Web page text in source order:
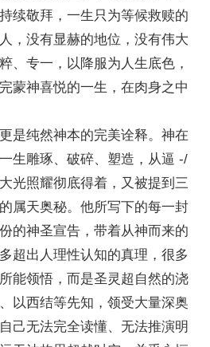
续敬拜，一生只为等候救赎的
，没有显赫的地位，没有伟大
、专一，以降服为人生底色，
蒙神喜悦的一生，在肉身之中
纯然神本的完美诠释。神在
生雕琢、破碎、塑造，从逼 -/
光照耀彻底得着，又被提到三
属天奥秘。他所写下的每一封
的神圣宣告，带着从神而来的
超出人理性认知的真理，很多
能领悟，而是圣灵超自然的浇
以西结等先知，领受大量深奥
己无法完全读懂、无法推演明